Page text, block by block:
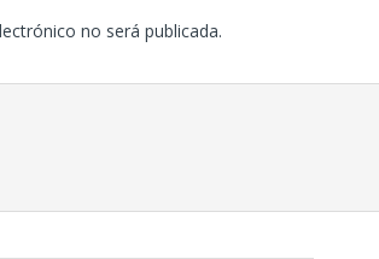
no será publicada.